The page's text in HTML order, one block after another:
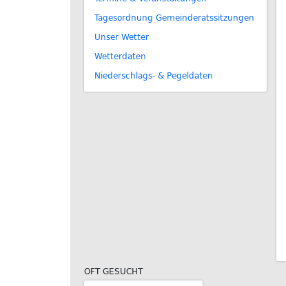
Tagesordnung Gemeinderatssitzungen
Unser Wetter
Wetterdaten
Niederschlags- & Pegeldaten
OFT GESUCHT